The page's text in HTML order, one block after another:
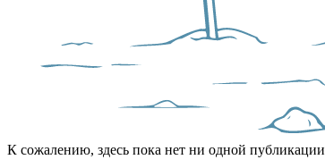
К сожалению, здесь пока нет ни одной публикации